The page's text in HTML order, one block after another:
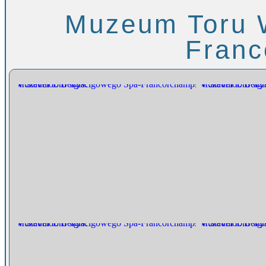
Muzeum Toru